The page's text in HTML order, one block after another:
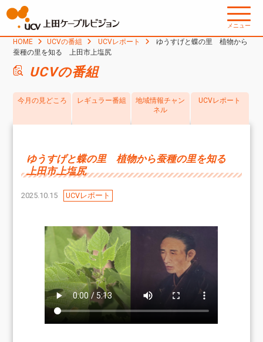
メニュー
HOME UCVの番組 UCVレポート
ゆうすげと蝶の里 植物から
蚕種の里を知る 上田市上塩尻
UCVの番組
今月の見どころ レギュラー番組
地域情報チャン
ネル
UCVレポート
ゆうすげと蝶の里 植物から蚕種の里を知る
上田市上塩尻
2025.10.15 UCVレポート